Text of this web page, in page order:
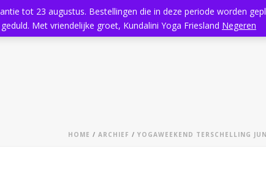
Aanbod Kundalini Yoga Massage Rooster
HOME / ARCHIEF / YOGAWEEKEND TERSCHELLING
tot 23 augustus. Bestellingen die in deze periode worden
geduld. Met vriendelijke groet, Kundalini Yoga Friesland Negeren